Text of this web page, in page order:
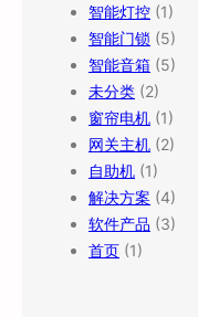
智能灯控 (1)
智能门锁 (5)
智能音箱 (5)
未分类 (2)
窗帘电机 (1)
网关主机 (2)
自助机 (1)
解决方案 (4)
软件产品 (3)
首页 (1)